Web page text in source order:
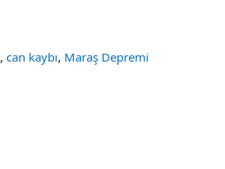
, can kaybı, Maraş Depremi